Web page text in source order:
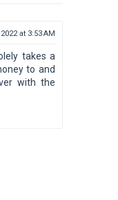
at 3:53 AM
takes a
to and
with the